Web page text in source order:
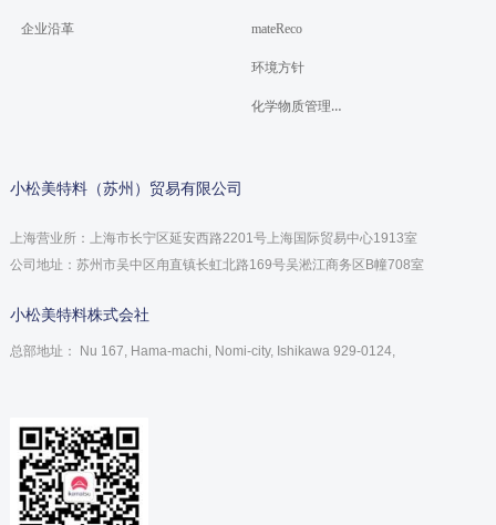
小松美特料（苏州）贸易有限公司
上海营业所：上海市长宁区延安西路2201号上海国际贸易中心1913室
公司地址：苏州市吴中区甪直镇长虹北路169号吴淞江商务区B幢708室
小松美特料株式会社
总部地址： Nu 167, Hama-machi, Nomi-city, Ishikawa 929-0124,
企业沿革 mateReco
环境方针
化学物质管理方针